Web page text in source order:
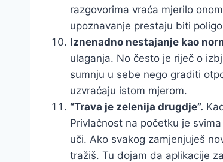
razgovorima vraća mjerilo
upoznavanje prestaju biti
Iznenadno nestajanje kao
ulaganja. No često je riječ o
sumnju u sebe nego graditi
uzvraćaju istom mjerom.
“Trava je zelenija drugdje”.
Privlačnost na početku je
uči. Ako svakog zamjenjuješ
tražiš. Tu dojam da aplikacije